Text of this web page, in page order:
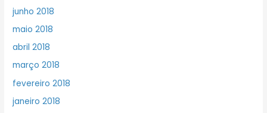
junho 2018
maio 2018
abril 2018
março 2018
fevereiro 2018
janeiro 2018